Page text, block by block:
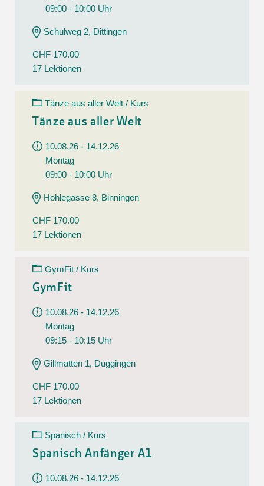
09:00 - 10:00 Uhr
Schulweg 2, Dittingen
CHF 170.00
17 Lektionen
Tänze aus aller Welt / Kurs
Tänze aus aller Welt
10.08.26 - 14.12.26
Montag
09:00 - 10:00 Uhr
Hohlegasse 8, Binningen
CHF 170.00
17 Lektionen
GymFit / Kurs
GymFit
10.08.26 - 14.12.26
Montag
09:15 - 10:15 Uhr
Gillmatten 1, Duggingen
CHF 170.00
17 Lektionen
Spanisch / Kurs
Spanisch Anfänger A1
10.08.26 - 14.12.26